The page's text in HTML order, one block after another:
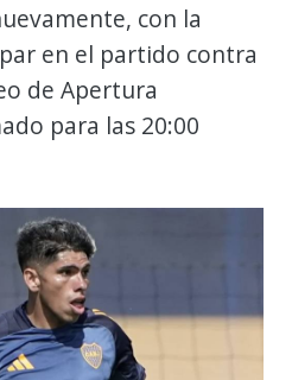
con la
en el partido contra
de Apertura
para las 20:00